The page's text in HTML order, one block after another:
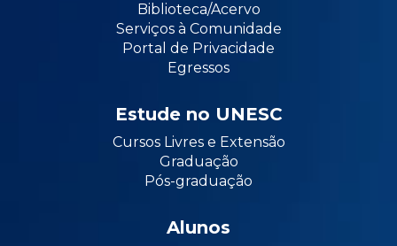
Biblioteca/Acervo
Serviços à Comunidade
Portal de Privacidade
Egressos
Estude no UNESC
Cursos Livres e Extensão
Graduação
Pós-graduação
Alunos